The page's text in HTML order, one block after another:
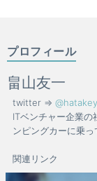
プロフィール
畠山友一
twitter =>
ITベンチャー企業の
ンピングカーに乗っ
関連リンク